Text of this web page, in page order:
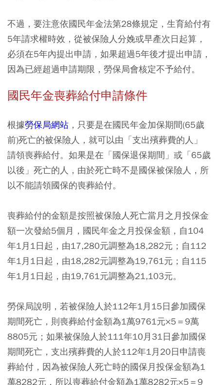
不過，要注意依國民年金法第28條規定，生育給付有
5年請求權時效，從被保險人分娩或早產次日起算，
必須在5年內提出申請，如果超過5年後才提出申請，
因為已經超過申請期限，勞保局會核定不予給付。
國民年金喪葬給付申請條件
根據勞保局網站 ，只要是在國民年金加保期間(65歲
前)死亡的被保險人，就可以由「支出殯葬費的人」
請領喪葬給付。如果是在「國保退保期間」或「65歲
以後」死亡的人，由於死亡時不是國保被保險人，所
以不能請領國保的喪葬給付。
喪葬給付的金額是按照被保險人死亡當月之月投保金
額一次發給5個月，國民年金之月投保金額，自104
年1月1日起，由17,280元調整為18,282元；自112
年1月1日起，由18,282元調整為19,761元；自115
年1月1日起，由19,761元調整為21,103元。
勞保局說明，若被保險人於112年1月15日參加國保
期間死亡，則喪葬給付金額為1萬9761元×5＝9萬
8805元；如果被保險人於111年10月31日參加國保
期間死亡，支出殯葬費的人於112年1月20日申請喪
葬給付，因為被保險人死亡時的國保月投保金額為1
萬8282元，所以喪葬給付金額為1萬8282元×5＝9